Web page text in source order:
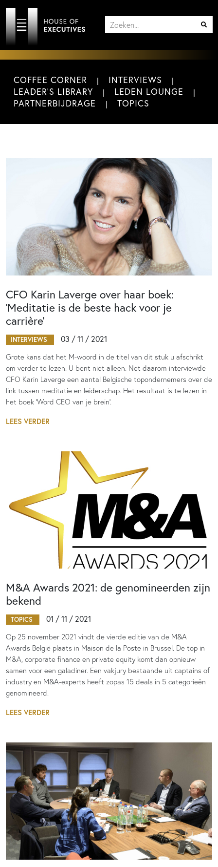
COFFEE CORNER
INTERVIEWS
LEADER'S LIBRARY
LEDEN LOUNGE
PARTNERBIJDRAGE
TOPICS
CFO Karin Laverge over haar boek:
‘Meditatie is de beste hack voor je
carrière’
INTERVIEWS 03 / 11 / 2021
Grote kans dat het M-woord in de titel van dit stuk u afschrikt
om verder te lezen. U bent niet alleen. Net daarom interviewde
CFO Karin Laverge een aantal Belgische topondernemers over de
link tussen meditatie en leiderschap. Het resultaat is te lezen in
het boek 'Word CEO van je brein'.
LEES VERDER
M&A Awards 2021: de genomineerden zijn
bekend
TOPICS 01 / 11 / 2021
Op 25 november 2021 vindt de vierde editie van de M&A
Awards België plaats in Maison de la Poste in Brussel. De top in
M&A, corporate finance en private equity komt dan opnieuw
samen voor een galadiner. Een vakjury bestaande uit captains of
industry en M&A-experts heeft zopas 15 deals in 5 categorieën
genomineerd.
LEES VERDER